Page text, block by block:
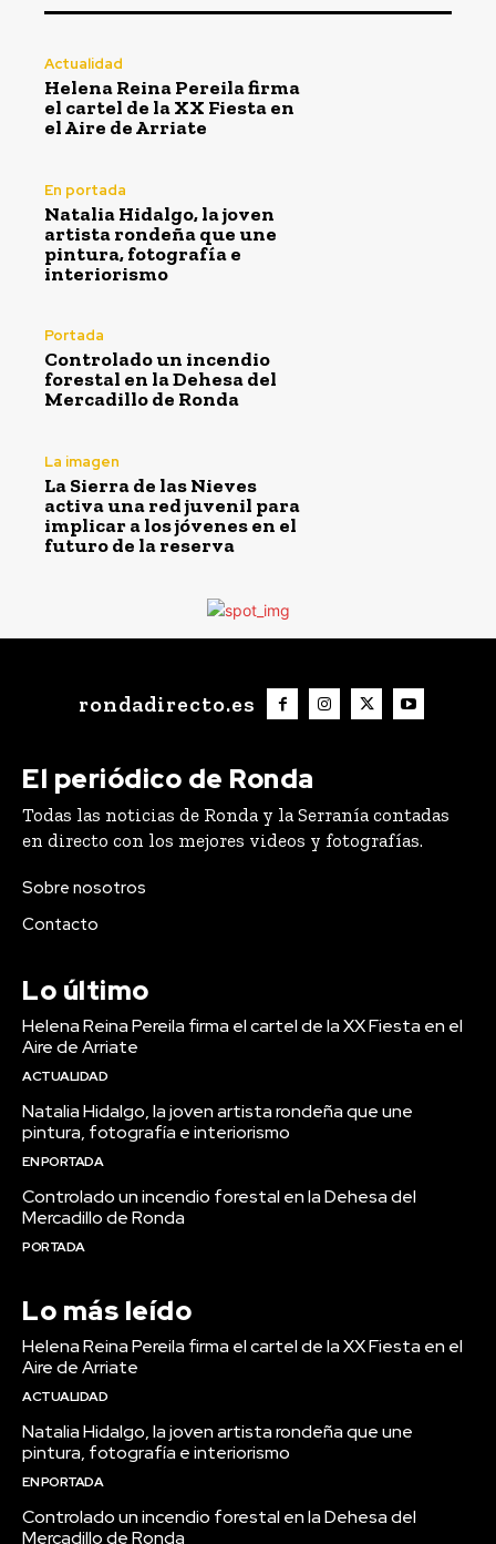
Actualidad
Helena Reina Pereila firma
el cartel de la XX Fiesta en
el Aire de Arriate
En portada
Natalia Hidalgo, la joven
artista rondeña que une
pintura, fotografía e
interiorismo
Portada
Controlado un incendio
forestal en la Dehesa del
Mercadillo de Ronda
La imagen
La Sierra de las Nieves
activa una red juvenil para
implicar a los jóvenes en el
futuro de la reserva
rondadirecto.es
El periódico de Ronda
Todas las noticias de Ronda y la Serranía contadas
en directo con los mejores videos y fotografías.
Sobre nosotros
Contacto
Lo último
Helena Reina Pereila firma el cartel de la XX Fiesta en el
Aire de Arriate
ACTUALIDAD
Natalia Hidalgo, la joven artista rondeña que une
pintura, fotografía e interiorismo
EN PORTADA
Controlado un incendio forestal en la Dehesa del
Mercadillo de Ronda
PORTADA
Lo más leído
Helena Reina Pereila firma el cartel de la XX Fiesta en el
Aire de Arriate
ACTUALIDAD
Natalia Hidalgo, la joven artista rondeña que une
pintura, fotografía e interiorismo
EN PORTADA
Controlado un incendio forestal en la Dehesa del
Mercadillo de Ronda